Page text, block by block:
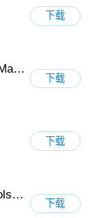
下载
驱动备份还原工具（Driver Magician）v4.0汉化免费版
下载
下载
精灵虚拟光驱（Daemon Tools）4.49.1破解版
下载